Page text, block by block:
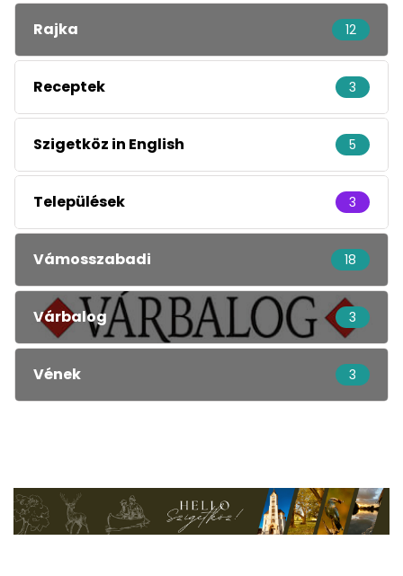
Rajka 12
Receptek 3
Szigetköz in English 5
Települések 3
Vámosszabadi 18
Várbalog 3
Vének 3